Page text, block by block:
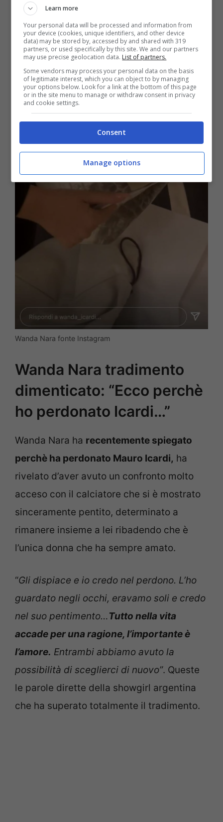
Wanda Nara fonte Instagram
Wanda Nara tradimento
dimenticato: “Ecco perchè
ho perdonato Icardi…”
Wanda Nara ha recentemente spiegato
perchè ha perdonato Mauro Icardi, ha
rivelato d’aver avuto un confronto molto
acceso con il calciatore che si è mostrato
sinceramente pentito, determinato a
rimanere insieme a lei ribadendo che è
l’unica donna che ha sempre amato.
“Gli dispiace e io credo nel perdono. L’ho
guardato negli occhi, eravamo soli e credo
nel suo pentimento…Tutto nella vita
accade per una ragione, l’importante è
l’amore. Entrambi abbiamo avuto la
possibilità di sceglierci di nuovo”. Queste
le parole dirette della showgirl argentina
che ha superato totalmente il tradimento.
Learn more
Your personal data will be processed and information from
your device (cookies, unique identifiers, and other device
data) may be stored by, accessed by and shared with 319
partners, or used specifically by this site. We and our partners
may use precise geolocation data. List of partners.
Some vendors may process your personal data on the basis
of legitimate interest, which you can object to by managing
your options below. Look for a link at the bottom of this page
or in the site menu to manage or withdraw consent in privacy
and cookie settings.
Consent
Manage options